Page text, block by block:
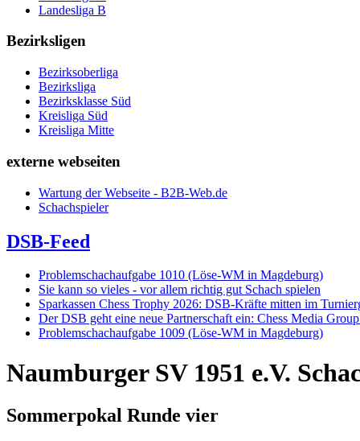
Landesliga B
Bezirksligen
Bezirksoberliga
Bezirksliga
Bezirksklasse Süd
Kreisliga Süd
Kreisliga Mitte
externe webseiten
Wartung der Webseite - B2B-Web.de
Schachspieler
DSB-Feed
Problemschachaufgabe 1010 (Löse-WM in Magdeburg)
Sie kann so vieles - vor allem richtig gut Schach spielen
Sparkassen Chess Trophy 2026: DSB-Kräfte mitten im
Der DSB geht eine neue Partnerschaft ein: Chess Media
Problemschachaufgabe 1009 (Löse-WM in Magdeburg)
Naumburger SV 1951 e.V.
Sommerpokal Runde vier